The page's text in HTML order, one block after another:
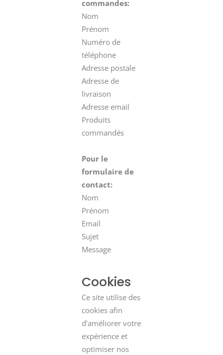
commandes:
Nom
Prénom
Numéro de
téléphone
Adresse postale
Adresse de
livraison
Adresse email
Produits
commandés
Pour le
formulaire de
contact:
Nom
Prénom
Email
Sujet
Message
Cookies
Ce site utilise des
cookies afin
d’améliorer votre
expérience et
optimiser nos